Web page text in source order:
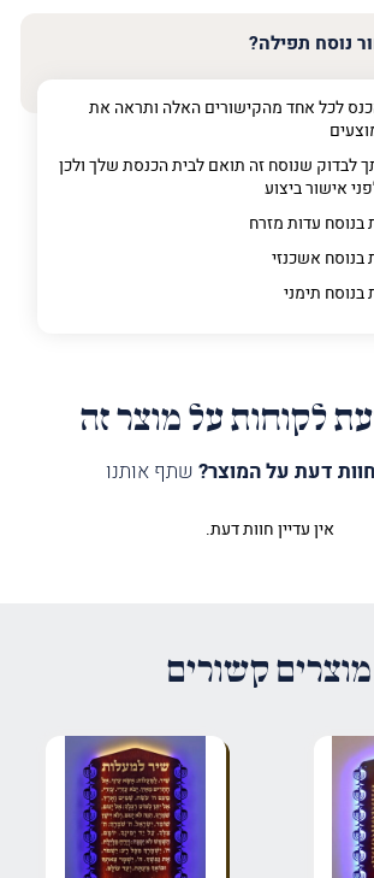
נוסח תפילה?
לכל אחד מהקישורים האלה ותראה את
לבדוק שנוסח זה תואם לבית הכנסת שלך ולכן
אישור ביצוע
בנוסח עדות מזרח
בנוסח אשכנזי
תימני
לקוחות על מוצר זה
דעת על המוצר? שתף אותנו
אין עדיין חוות דעת.
מוצרים קשורים